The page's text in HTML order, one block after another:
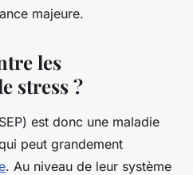
majeure.
les
stress ?
est donc une maladie
peut grandement
. Au niveau de leur système